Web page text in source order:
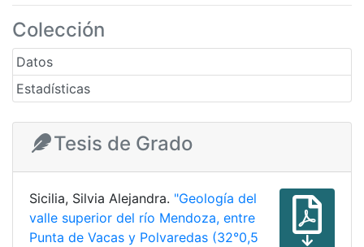
Colección
Datos
Estadísticas
Tesis de Grado
Sicilia, Silvia Alejandra. "Geología del
valle superior del río Mendoza, entre
Punta de Vacas y Polvaredas (32°0,5